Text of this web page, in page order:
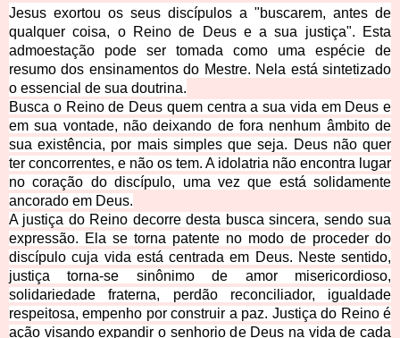
Jesus exortou os seus discípulos a "buscarem, antes de
qualquer coisa, o Reino de Deus e a sua justiça". Esta
admoestação pode ser tomada como uma espécie de
resumo dos ensinamentos do Mestre. Nela está sintetizado
o essencial de sua doutrina.
Busca o Reino de Deus quem centra a sua vida em Deus e
em sua vontade, não deixando de fora nenhum âmbito de
sua existência, por mais simples que seja. Deus não quer
ter concorrentes, e não os tem. A idolatria não encontra lugar
no coração do discípulo, uma vez que está solidamente
ancorado em Deus.
A justiça do Reino decorre desta busca sincera, sendo sua
expressão. Ela se torna patente no modo de proceder do
discípulo cuja vida está centrada em Deus. Neste sentido,
justiça torna-se sinônimo de amor misericordioso,
solidariedade fraterna, perdão reconciliador, igualdade
respeitosa, empenho por construir a paz. Justiça do Reino é
ação visando expandir o senhorio de Deus na vida de cada